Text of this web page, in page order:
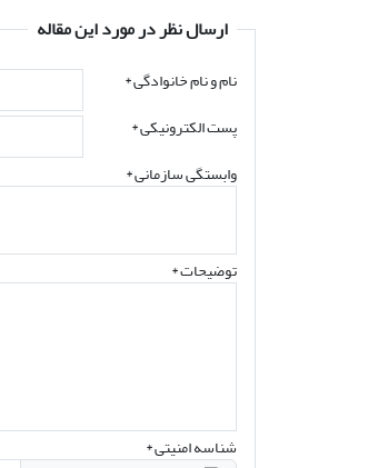
ارسال نظر در مورد این مقاله
نام و نام خانوادگی*
پست الکترونیکی*
وابستگی سازمانی *
توضیحات *
شناسه امنیتی *